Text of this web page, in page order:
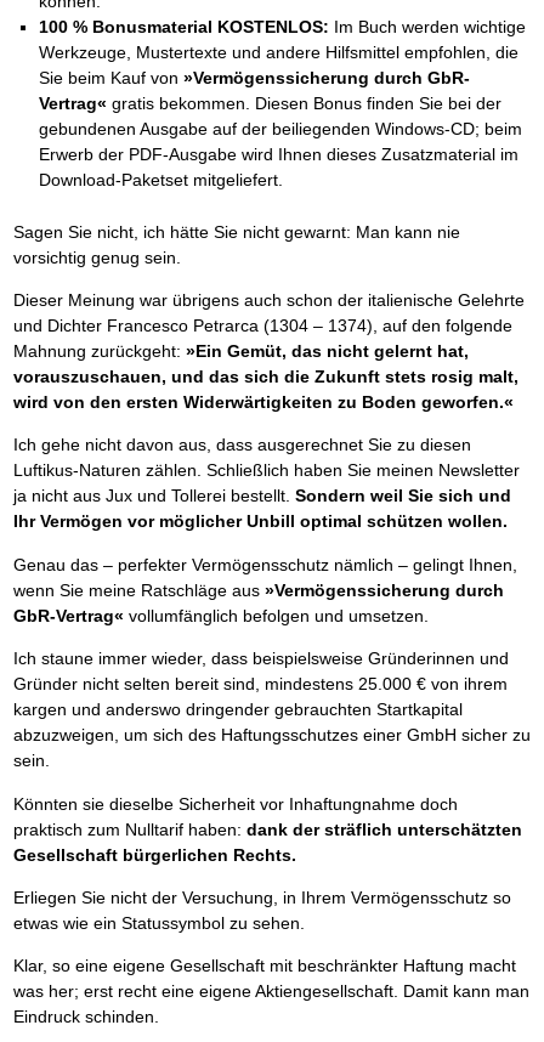
100 % Bonusmaterial KOSTENLOS: Im Buch werden wichtige
Werkzeuge, Mustertexte und andere Hilfsmittel empfohlen, die
Sie beim Kauf von»Vermögenssicherung durch GbR-
Vertrag« gratis bekommen. Diesen Bonus finden Sie bei der
gebundenen Ausgabe auf der beiliegenden Windows-CD; beim
Erwerb der PDF-Ausgabe wird Ihnen dieses Zusatzmaterial im
Download-Paketset mitgeliefert.
Sagen Sie nicht, ich hätte Sie nicht gewarnt: Man kann nie
vorsichtig genug sein.
Dieser Meinung war übrigens auch schon der italienische Gelehrte
und Dichter Francesco Petrarca (1304 – 1374), auf den folgende
Mahnung zurückgeht: »Ein Gemüt, das nicht gelernt hat,
vorauszuschauen, und das sich die Zukunft stets rosig malt,
wird von den ersten Widerwärtigkeiten zu Boden geworfen.«
Ich gehe nicht davon aus, dass ausgerechnet Sie zu diesen
Luftikus-Naturen zählen. Schließlich haben Sie meinen Newsletter
ja nicht aus Jux und Tollerei bestellt. Sondern weil Sie sich und
Ihr Vermögen vor möglicher Unbill optimal schützen wollen.
Genau das – perfekter Vermögensschutz nämlich – gelingt Ihnen,
wenn Sie meine Ratschläge aus »Vermögenssicherung durch
GbR-Vertrag« vollumfänglich befolgen und umsetzen.
Ich staune immer wieder, dass beispielsweise Gründerinnen und
Gründer nicht selten bereit sind, mindestens 25.000 € von ihrem
kargen und anderswo dringender gebrauchten Startkapital
abzuzweigen, um sich des Haftungsschutzes einer GmbH sicher zu
sein.
Könnten sie dieselbe Sicherheit vor Inhaftungnahme doch
praktisch zum Nulltarif haben: dank der sträflich unterschätzten
Gesellschaft bürgerlichen Rechts.
Erliegen Sie nicht der Versuchung, in Ihrem Vermögensschutz so
etwas wie ein Statussymbol zu sehen.
Klar, so eine eigene Gesellschaft mit beschränkter Haftung macht
was her; erst recht eine eigene Aktiengesellschaft. Damit kann man
Eindruck schinden.